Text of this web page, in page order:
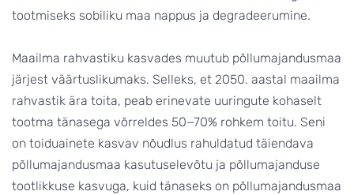
tootmiseks sobiliku maa nappus ja degradeerumine.
Maailma rahvastiku kasvades muutub põllumajandusmaa
järjest väärtuslikumaks. Selleks, et 2050. aastal maailma
rahvastik ära toita, peab erinevate uuringute kohaselt
tootma tänasega võrreldes 50−70% rohkem toitu. Seni
on toiduainete kasvav nõudlus rahuldatud täiendava
põllumajandusmaa kasutuselevõtu ja põllumajanduse
tootlikkuse kasvuga, kuid tänaseks on põllumajandusmaa